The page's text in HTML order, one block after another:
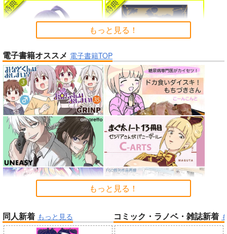
よくある令嬢転生だと思ったのに 5
孤独だった国民的美少女の妹を一晩
泊めたら懐かれた
人狼機ウィンヴルガ ー叛逆篇ー 5
魔王マーラ煩悩学園 ～勇者、教師に
時々ボソッとロシア語でデレる勇者
のアーリャさん
インゴクダンチ 春夏秋冬代行者 春の舞
「ポケモン feat. 初音ミク VO
LTAGE Live！」Blu-ray特装
もっと見る！
電子書籍オススメ 電子書籍TOP
もっと見る！
同人新着 もっと見る コミック・ラノベ・雑誌新着